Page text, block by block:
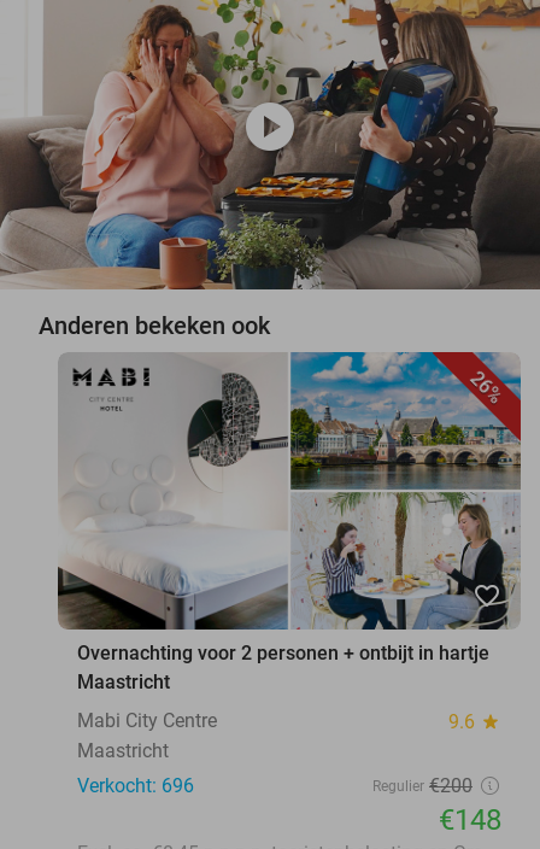
play_circle
Anderen bekeken ook
26%
favorite_border
Overnachting voor 2 personen + ontbijt in hartje
Maastricht
Mabi City Centre
9.6 star
Maastricht
Verkocht: 696
Regulier €200
€148